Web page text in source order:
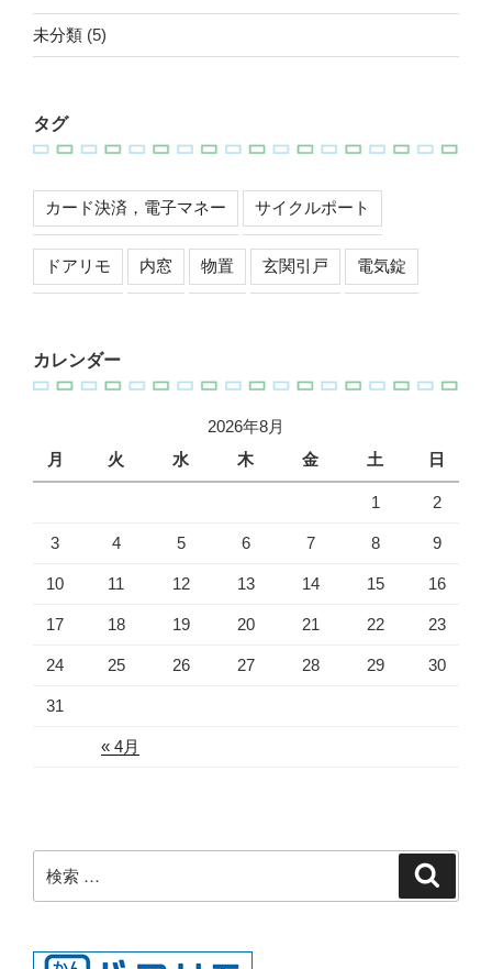
未分類 (5)
タグ
カード決済，電子マネー サイクルポート
ドアリモ 内窓 物置 玄関引戸 電気錠
カレンダー
2026年8月
月
火 水 木 金 土 日
« 4月
1 2
3 4 5 6 7 8 9
10 11 12 13 14 15 16
17 18 19 20 21 22 23
24 25 26 27 28 29 30
31
検
索: